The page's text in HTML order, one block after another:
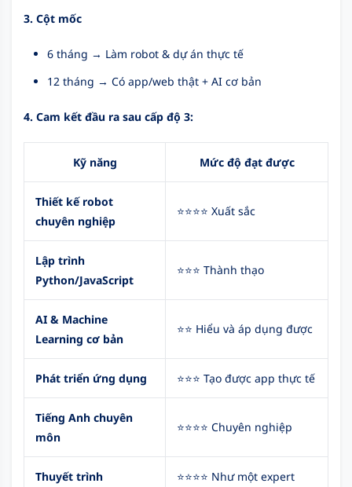
3. Cột mốc
6 tháng → Làm robot & dự án thực tế
12 tháng → Có app/web thật + AI cơ bản
4. Cam kết đầu ra sau cấp độ 3:
Kỹ năng Mức độ đạt được
Thiết kế robot
chuyên nghiệp
⭐⭐⭐⭐ Xuất sắc
Lập trình
Python/JavaScript
⭐⭐⭐ Thành thạo
AI & Machine
Learning cơ bản
⭐⭐ Hiểu và áp dụng được
Phát triển ứng dụng ⭐⭐⭐ Tạo được app thực tế
Tiếng Anh chuyên
môn
⭐⭐⭐⭐ Chuyên nghiệp
Thuyết trình ⭐⭐⭐⭐ Như một expert